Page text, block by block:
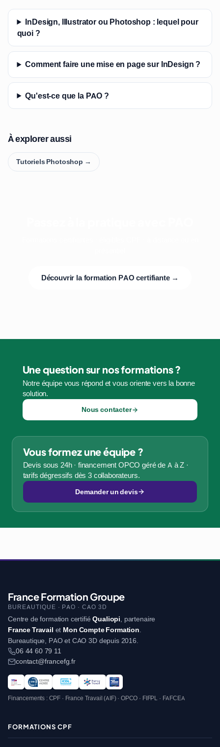
InDesign, Illustrator ou Photoshop : lequel pour
quoi ?
Comment faire une mise en page sur InDesign ?
Qu'est-ce que la PAO ?
À explorer aussi
Tutoriels Photoshop →
Découvrir la formation PAO certifiante →
Une question sur nos formations ?
Notre équipe vous répond et vous oriente vers la bonne
solution.
Nous contacter
Vous formez une équipe ?
Devis sous 24h · financement OPCO géré de A à Z ·
tarifs dégressifs dès 3 collaborateurs.
Demander un devis
France Formation Groupe
BUREAUTIQUE · PAO · CAO 3D
Centre de formation certifiéQualiopi, partenaire
France Travail et Mon Compte Formation.
Bureautique, PAO et CAO 3D depuis 2016.
06 44 60 79 11
contact@francefg.fr
Financements : CPF · France Travail (AIF) · OPCO · FIFPL · FAFCEA
FORMATIONS CPF